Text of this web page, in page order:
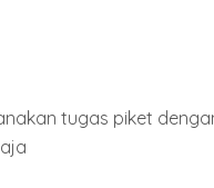
tugas piket